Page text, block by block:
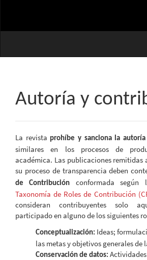
Autoría y
La revista prohíbe y sanciona la
similares en los procesos de
académica. Las publicaciones remitidas
su proceso de transparencia deben
de Contribución
conformada
Taxonomía de Roles de Contribución
consideran contribuyentes solo
participado en alguno de los siguientes
Conceptualización: Ideas;
las metas y objetivos generales de
Conservación de datos: